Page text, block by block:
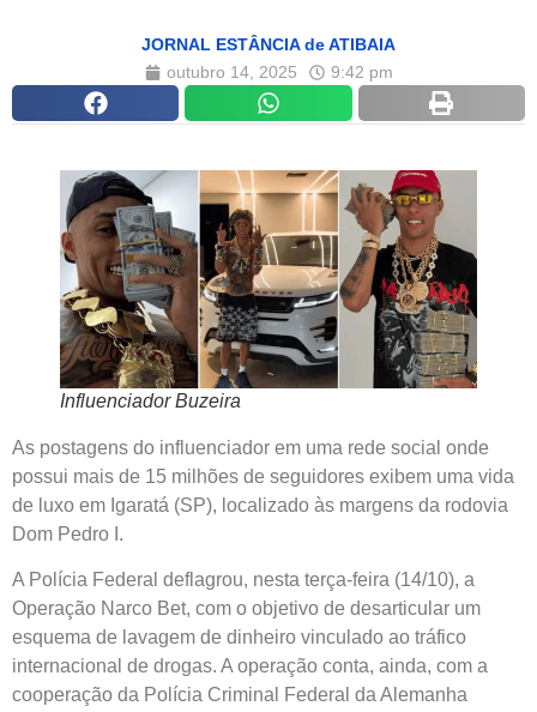
JORNAL ESTÂNCIA de ATIBAIA
outubro 14, 2025
9:42 pm
Influenciador Buzeira
As postagens do influenciador em uma rede social onde
possui mais de 15 milhões de seguidores exibem uma vida
de luxo em Igaratá (SP), localizado às margens da rodovia
Dom Pedro I.
A Polícia Federal deflagrou, nesta terça-feira (14/10), a
Operação Narco Bet, com o objetivo de desarticular um
esquema de lavagem de dinheiro vinculado ao tráfico
internacional de drogas. A operação conta, ainda, com a
cooperação da Polícia Criminal Federal da Alemanha